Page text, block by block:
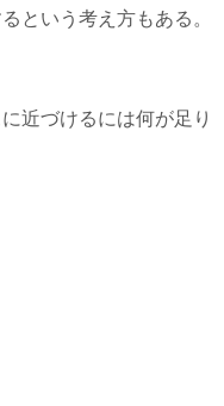
という考え方もある。
近づけるには何が足り